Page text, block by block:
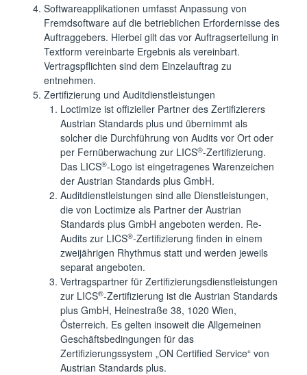
Softwareapplikationen umfasst Anpassung von
Fremdsoftware auf die betrieblichen Erfordernisse des
Auftraggebers. Hierbei gilt das vor Auftragserteilung in
Textform vereinbarte Ergebnis als vereinbart.
Vertragspflichten sind dem Einzelauftrag zu
entnehmen.
Zertifizierung und Auditdienstleistungen
Loctimize ist offizieller Partner des Zertifizierers
Austrian Standards plus und übernimmt als
solcher die Durchführung von Audits vor Ort oder
per Fernüberwachung zur LICS®-Zertifizierung.
Das LICS®-Logo ist eingetragenes Warenzeichen
der Austrian Standards plus GmbH.
Auditdienstleistungen sind alle Dienstleistungen,
die von Loctimize als Partner der Austrian
Standards plus GmbH angeboten werden. Re-
Audits zur LICS®-Zertifizierung finden in einem
zweijährigen Rhythmus statt und werden jeweils
separat angeboten.
Vertragspartner für Zertifizierungsdienstleistungen
zur LICS®-Zertifizierung ist die Austrian Standards
plus GmbH, Heinestraße 38, 1020 Wien,
Österreich. Es gelten insoweit die Allgemeinen
Geschäftsbedingungen für das
Zertifizierungssystem „ON Certified Service“ von
Austrian Standards plus.